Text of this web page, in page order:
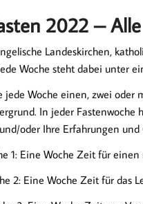
2022 –
Landeskirchen,
Woche steht dabei unter
jede Woche einen, zwei oder
In jeder
oder Ihre Erfahrungen
1: Eine Woche Zeit für
2: Eine Woche Zeit für das